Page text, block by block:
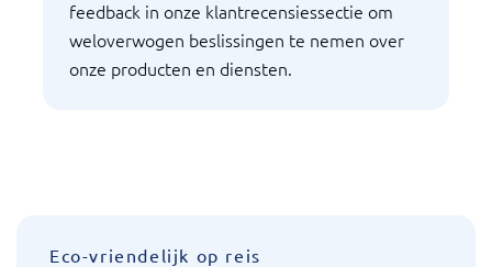
feedback in onze klantrecensiessectie om
weloverwogen beslissingen te nemen over
onze producten en diensten.
Eco-vriendelijk op reis